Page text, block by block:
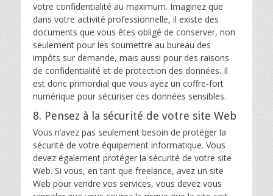
votre confidentialité au maximum. Imaginez que
dans votre activité professionnelle, il existe des
documents que vous êtes obligé de conserver, non
seulement pour les soumettre au bureau des
impôts sur demande, mais aussi pour des raisons
de confidentialité et de protection des données. Il
est donc primordial que vous ayez un coffre-fort
numérique pour sécuriser ces données sensibles.
8. Pensez à la sécurité de votre site Web
Vous n’avez pas seulement besoin de protéger la
sécurité de votre équipement informatique. Vous
devez également protéger la sécurité de votre site
Web. Si vous, en tant que freelance, avez un site
Web pour vendre vos services, vous devez vous